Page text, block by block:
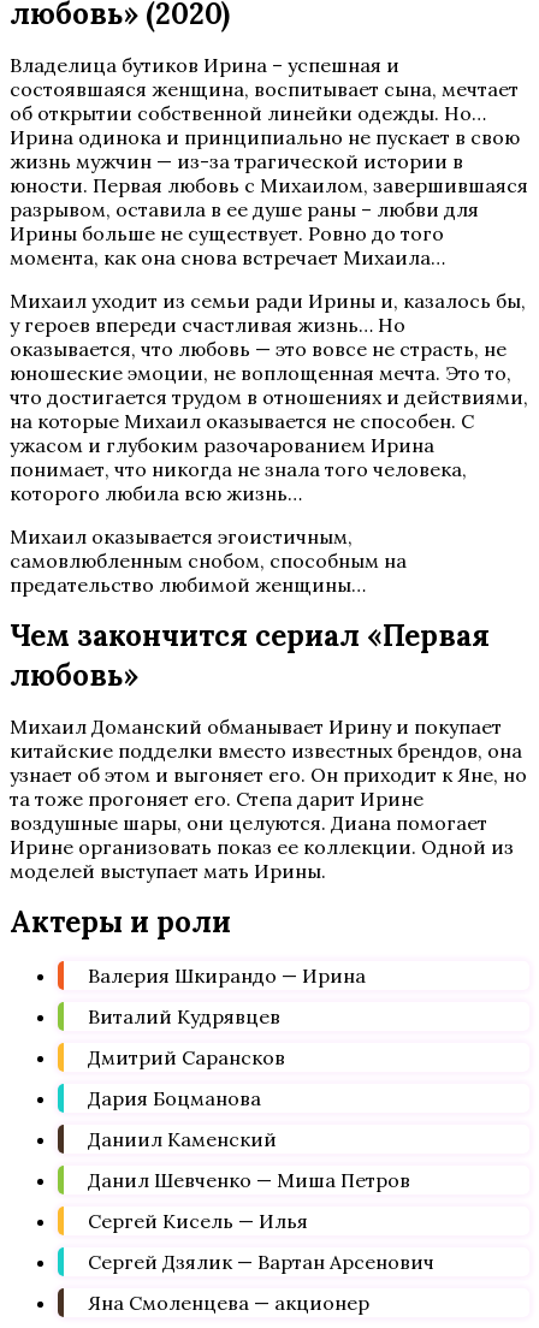
любовь» (2020)
Владелица бутиков Ирина – успешная и
состоявшаяся женщина, воспитывает сына, мечтает
об открытии собственной линейки одежды. Но…
Ирина одинока и принципиально не пускает в свою
жизнь мужчин — из-за трагической истории в
юности. Первая любовь с Михаилом, завершившаяся
разрывом, оставила в ее душе раны – любви для
Ирины больше не существует. Ровно до того
момента, как она снова встречает Михаила…
Михаил уходит из семьи ради Ирины и, казалось бы,
у героев впереди счастливая жизнь… Но
оказывается, что любовь — это вовсе не страсть, не
юношеские эмоции, не воплощенная мечта. Это то,
что достигается трудом в отношениях и действиями,
на которые Михаил оказывается не способен. С
ужасом и глубоким разочарованием Ирина
понимает, что никогда не знала того человека,
которого любила всю жизнь…
Михаил оказывается эгоистичным,
самовлюбленным снобом, способным на
предательство любимой женщины…
Чем закончится сериал «Первая
любовь»
Михаил Доманский обманывает Ирину и покупает
китайские подделки вместо известных брендов, она
узнает об этом и выгоняет его. Он приходит к Яне, но
та тоже прогоняет его. Степа дарит Ирине
воздушные шары, они целуются. Диана помогает
Ирине организовать показ ее коллекции. Одной из
моделей выступает мать Ирины.
Актеры и роли
Валерия Шкирандо — Ирина
Виталий Кудрявцев
Дмитрий Сарансков
Дария Боцманова
Даниил Каменский
Данил Шевченко — Миша Петров
Сергей Кисель — Илья
Сергей Дзялик — Вартан Арсенович
Яна Смоленцева — акционер